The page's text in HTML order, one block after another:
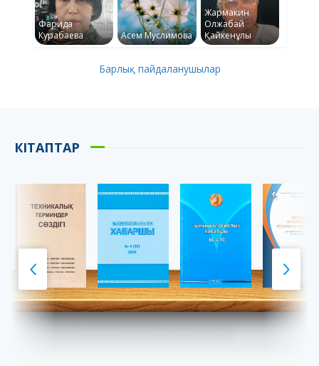
Фарида
Курабаева
Асем Муслимова
Жармакин
Олжабай
Қайкенұлы
Барлық пайдаланушылар
КІТАПТАР